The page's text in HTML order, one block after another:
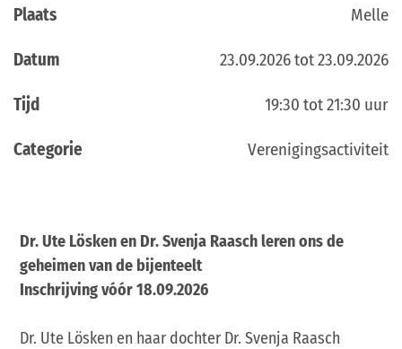
Plaats Melle
Datum 23.09.2026 tot 23.09.2026
Tijd 19:30 tot 21:30 uur
Categorie Verenigingsactiviteit
Dr. Ute Lösken en Dr. Svenja Raasch leren ons de
geheimen van de bijenteelt
Inschrijving vóór 18.09.2026
Dr. Ute Lösken en haar dochter Dr. Svenja Raasch